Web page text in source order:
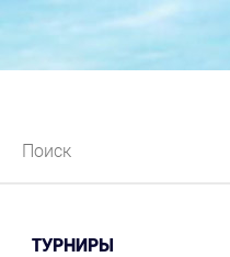
ТУРНИРЫ